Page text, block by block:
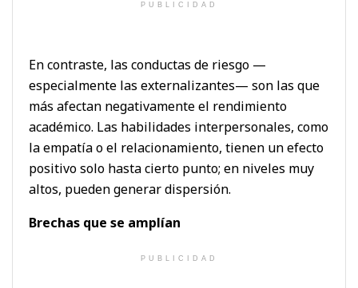
PUBLICIDAD
En contraste, las conductas de riesgo —
especialmente las externalizantes— son las que
más afectan negativamente el rendimiento
académico. Las habilidades interpersonales, como
la empatía o el relacionamiento, tienen un efecto
positivo solo hasta cierto punto; en niveles muy
altos, pueden generar dispersión.
Brechas que se amplían
PUBLICIDAD